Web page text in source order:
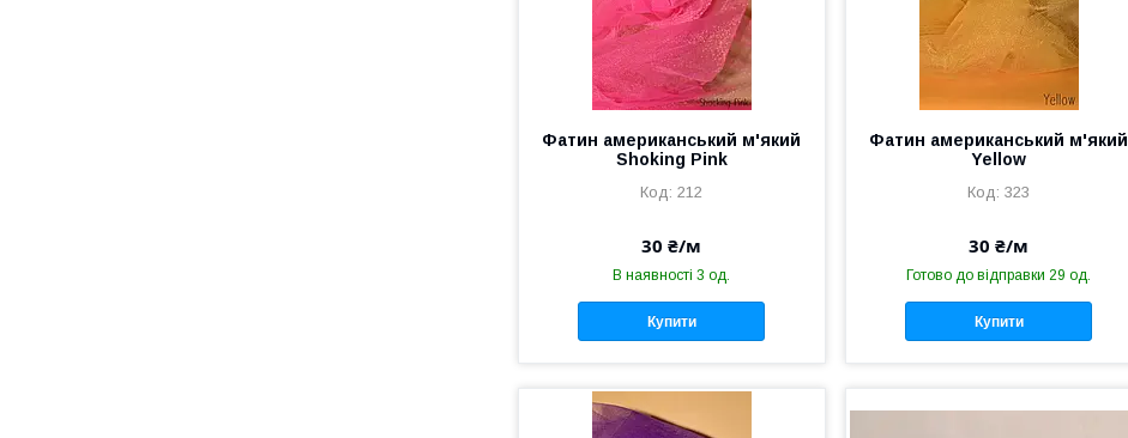
Фатин американський м'який
Shoking Pink
212
30 ₴/м
В наявності 3 од.
Купити
Фатин американський м'який
Yellow
323
30 ₴/м
Готово до відправки 29 од.
Купити